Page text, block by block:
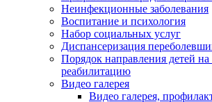
Неинфекционные заболевания
Воспитание и психология
Набор социальных услуг
Диспансеризация
Порядок направления детей
реабилитацию
Видео галерея
Видео галерея,